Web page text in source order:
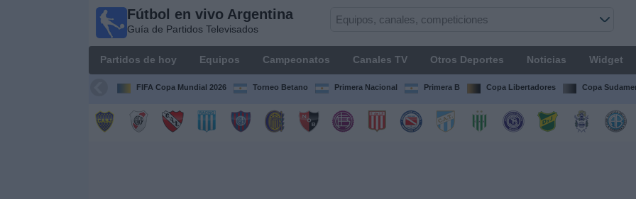
Fútbol en vivo Argentina
Guía de Partidos Televisados
Partidos de hoy Equipos Campeonatos Canales TV Otros Deportes Noticias Widget
FIFA Copa Mundial 2026 Torneo Betano Primera Nacional Primera B Copa Libertadores Copa
Fútbol en
Argentina